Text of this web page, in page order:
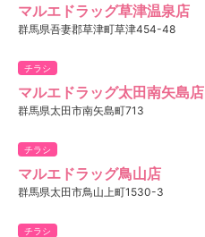
マルエドラッグ草津温泉店
群馬県吾妻郡草津町草津454-48
チラシ
マルエドラッグ太田南矢島店
群馬県太田市南矢島町713
チラシ
マルエドラッグ鳥山店
群馬県太田市鳥山上町1530-3
チラシ